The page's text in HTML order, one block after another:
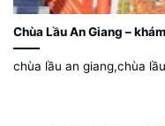
Chùa Lầu An Giang –
chùa lầu an giang,chùa